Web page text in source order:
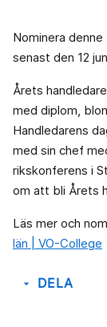
Nominera
senast den 12
Årets
med diplom,
Handledarens
med sin chef
rikskonferens i
om att bli Årets
Läs mer och
län | VO-College
arrow_drop_down DELA